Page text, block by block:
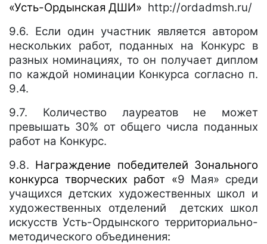
«Усть-Ордынская ДШИ» http://ordadmsh.ru/
9.6. Если один участник является автором
нескольких работ, поданных на Конкурс в
разных номинациях, то он получает диплом
по каждой номинации Конкурса согласно п.
9.4.
9.7. Количество лауреатов не может
превышать 30% от общего числа поданных
работ на Конкурс.
9.8. Награждение победителей Зонального
конкурса творческих работ «9 Мая» среди
учащихся детских художественных школ и
художественных отделений
детских школ
искусств Усть-Ордынского территориально-
методического объединения: